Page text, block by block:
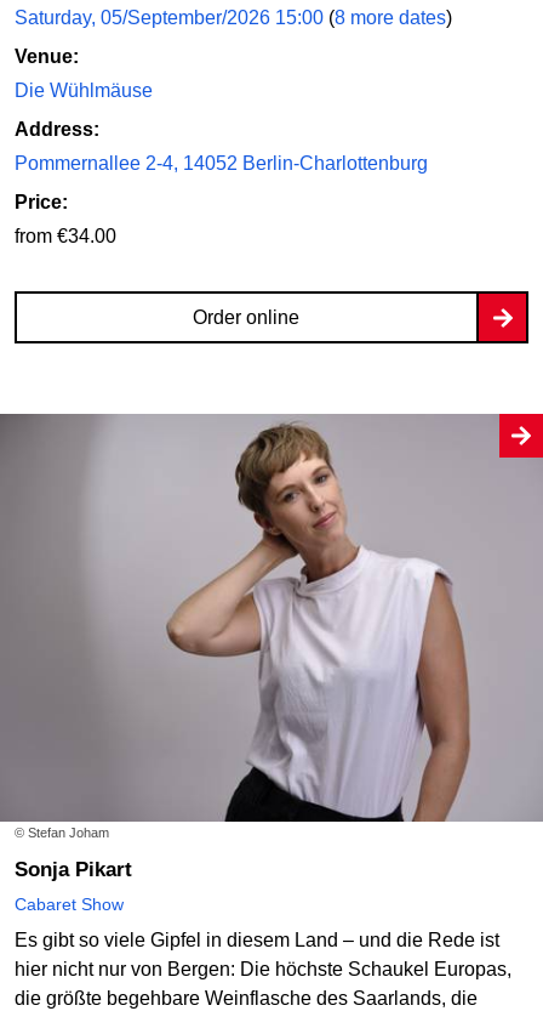
Saturday, 05/September/2026 15:00 (8 more dates)
Venue:
Die Wühlmäuse
Address:
Pommernallee 2-4, 14052 Berlin-Charlottenburg
Price:
from €34.00
Order online
© Stefan Joham
Sonja Pikart
Cabaret Show
Es gibt so viele Gipfel in diesem Land – und die Rede ist
hier nicht nur von Bergen: Die höchste Schaukel Europas,
die größte begehbare Weinflasche des Saarlands, die